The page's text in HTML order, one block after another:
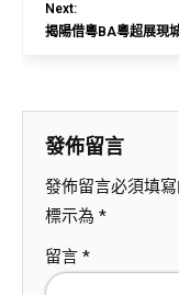
Next:
揭陽借粵BA粵超展現
發佈留言
發佈留言必須填
標示為 *
留言 *